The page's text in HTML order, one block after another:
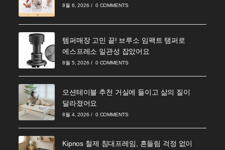
8월 6, 2026 / 0 COMMENTS
템퍼매장 고민 끝! 브루소 임팩트 탬퍼로
에스프레소 일관성 잡았어요
8월 5, 2026 / 0 COMMENTS
모션테이블 추천 거실에 들이고 삶의 질이
달라졌어요
8월 4, 2026 / 0 COMMENTS
Kipnos 철제 침대프레임, 흔들림 걱정 없이